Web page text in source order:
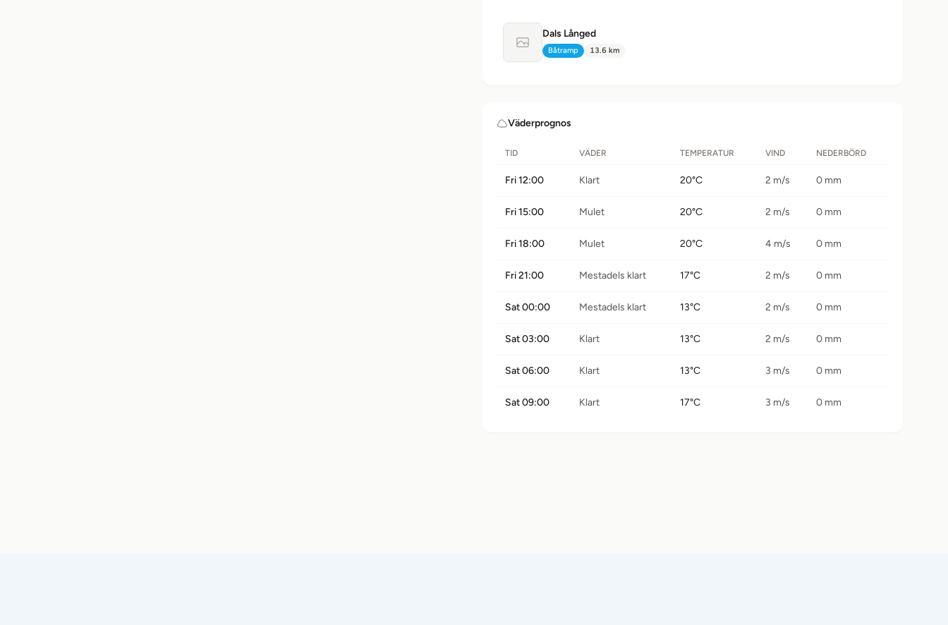
Ingen bild tillgänglig
Dals Långed
Typ:
Båtramp Avstånd:
13.6 km
Väderprognos
TID VÄDER TEMPERATUR VIND NEDERBÖRD
Fri 12:00 Klart 20°C 2 m/s 0 mm
Fri 15:00 Mulet 20°C 2 m/s 0 mm
Fri 18:00 Mulet 20°C 4 m/s 0 mm
Fri 21:00 Mestadels klart 17°C 2 m/s 0 mm
Sat 00:00 Mestadels klart 13°C 2 m/s 0 mm
Sat 03:00 Klart 13°C 2 m/s 0 mm
Sat 06:00 Klart 13°C 3 m/s 0 mm
Sat 09:00 Klart 17°C 3 m/s 0 mm